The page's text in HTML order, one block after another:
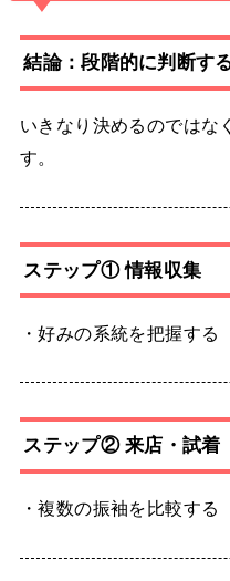
結論：段階的に判断す
いきなり決めるのではな
す。
ステップ① 情報収集
・好みの系統を把握する
ステップ② 来店・試着
・複数の振袖を比較する